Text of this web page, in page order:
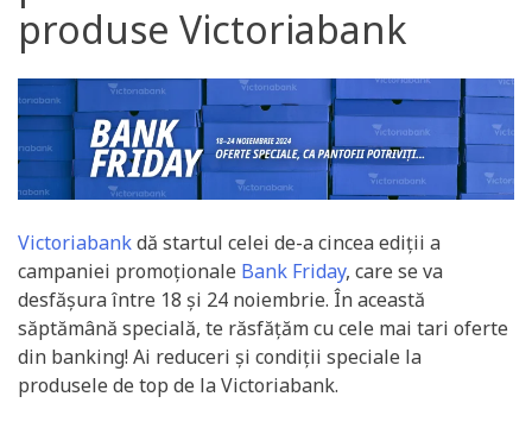
produse Victoriabank
Victoriabankdă startul celei de-a cincea ediții a
campaniei promoționale Bank Friday, care se va
desfășura între 18 și 24 noiembrie. În această
săptămână specială, te răsfățăm cu cele mai tari oferte
din banking! Ai reduceri și condiții speciale la
produsele de top de la Victoriabank.